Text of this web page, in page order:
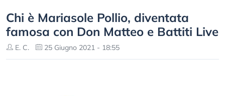
Chi è Mariasole Pollio, diventata
famosa con Don Matteo e Battiti Live
E. C. 25 Giugno 2021 - 18:55